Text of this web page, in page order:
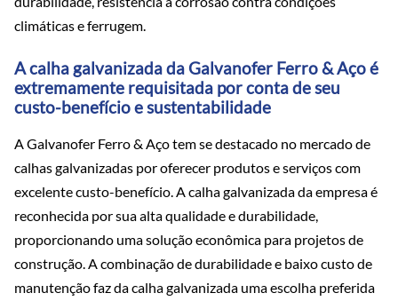
climáticas e ferrugem.
A calha galvanizada da Galvanofer Ferro & Aço é
extremamente requisitada por conta de seu
custo-benefício e sustentabilidade
A Galvanofer Ferro & Aço tem se destacado no mercado de
calhas galvanizadas por oferecer produtos e serviços com
excelente custo-benefício. A calha galvanizada da empresa é
reconhecida por sua alta qualidade e durabilidade,
proporcionando uma solução econômica para projetos de
construção. A combinação de durabilidade e baixo custo de
manutenção faz da calha galvanizada uma escolha preferida